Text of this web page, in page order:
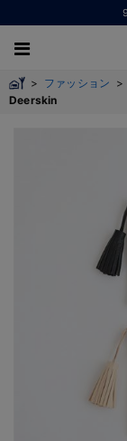
> ファッション >
Deerskin